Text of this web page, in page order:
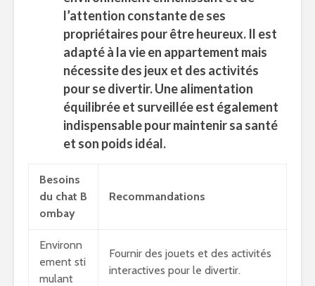
l’attention constante de ses
propriétaires pour être heureux. Il est
adapté à lavie en appartement mais
nécessite des jeux et des activités
pour se divertir. Une alimentation
équilibrée et surveillée est également
indispensable pour maintenir sa santé
et son poids idéal.
Besoins
du chat B
ombay
Recommandations
Environn
ement sti
mulant
Fournir des jouets et des activités
interactives pour le divertir.